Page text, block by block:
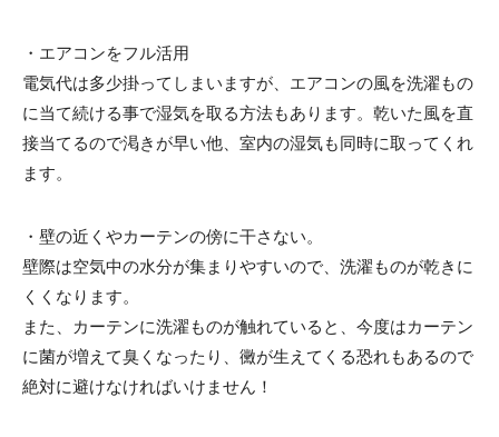
・エアコンをフル活用
電気代は多少掛ってしまいますが、エアコンの風を洗濯もの
に当て続ける事で湿気を取る方法もあります。乾いた風を直
接当てるので渇きが早い他、室内の湿気も同時に取ってくれ
ます。
・壁の近くやカーテンの傍に干さない。
壁際は空気中の水分が集まりやすいので、洗濯ものが乾きに
くくなります。
また、カーテンに洗濯ものが触れていると、今度はカーテン
に菌が増えて臭くなったり、黴が生えてくる恐れもあるので
絶対に避けなければいけません！